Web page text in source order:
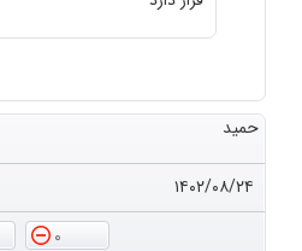
حمید
۱۴۰۲/۰۸/۲۴
0